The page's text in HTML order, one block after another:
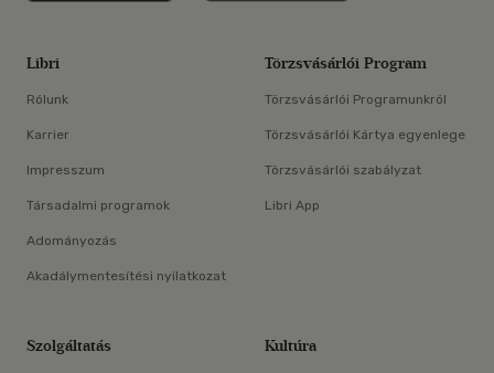
Libri
Rólunk
Karrier
Impresszum
Társadalmi programok
Adományozás
Akadálymentesítési nyilatkozat
Törzsvásárlói Program
Törzsvásárlói Programunkról
Törzsvásárlói Kártya egyenlege
Törzsvásárlói szabályzat
Libri App
Szolgáltatás Kultúra